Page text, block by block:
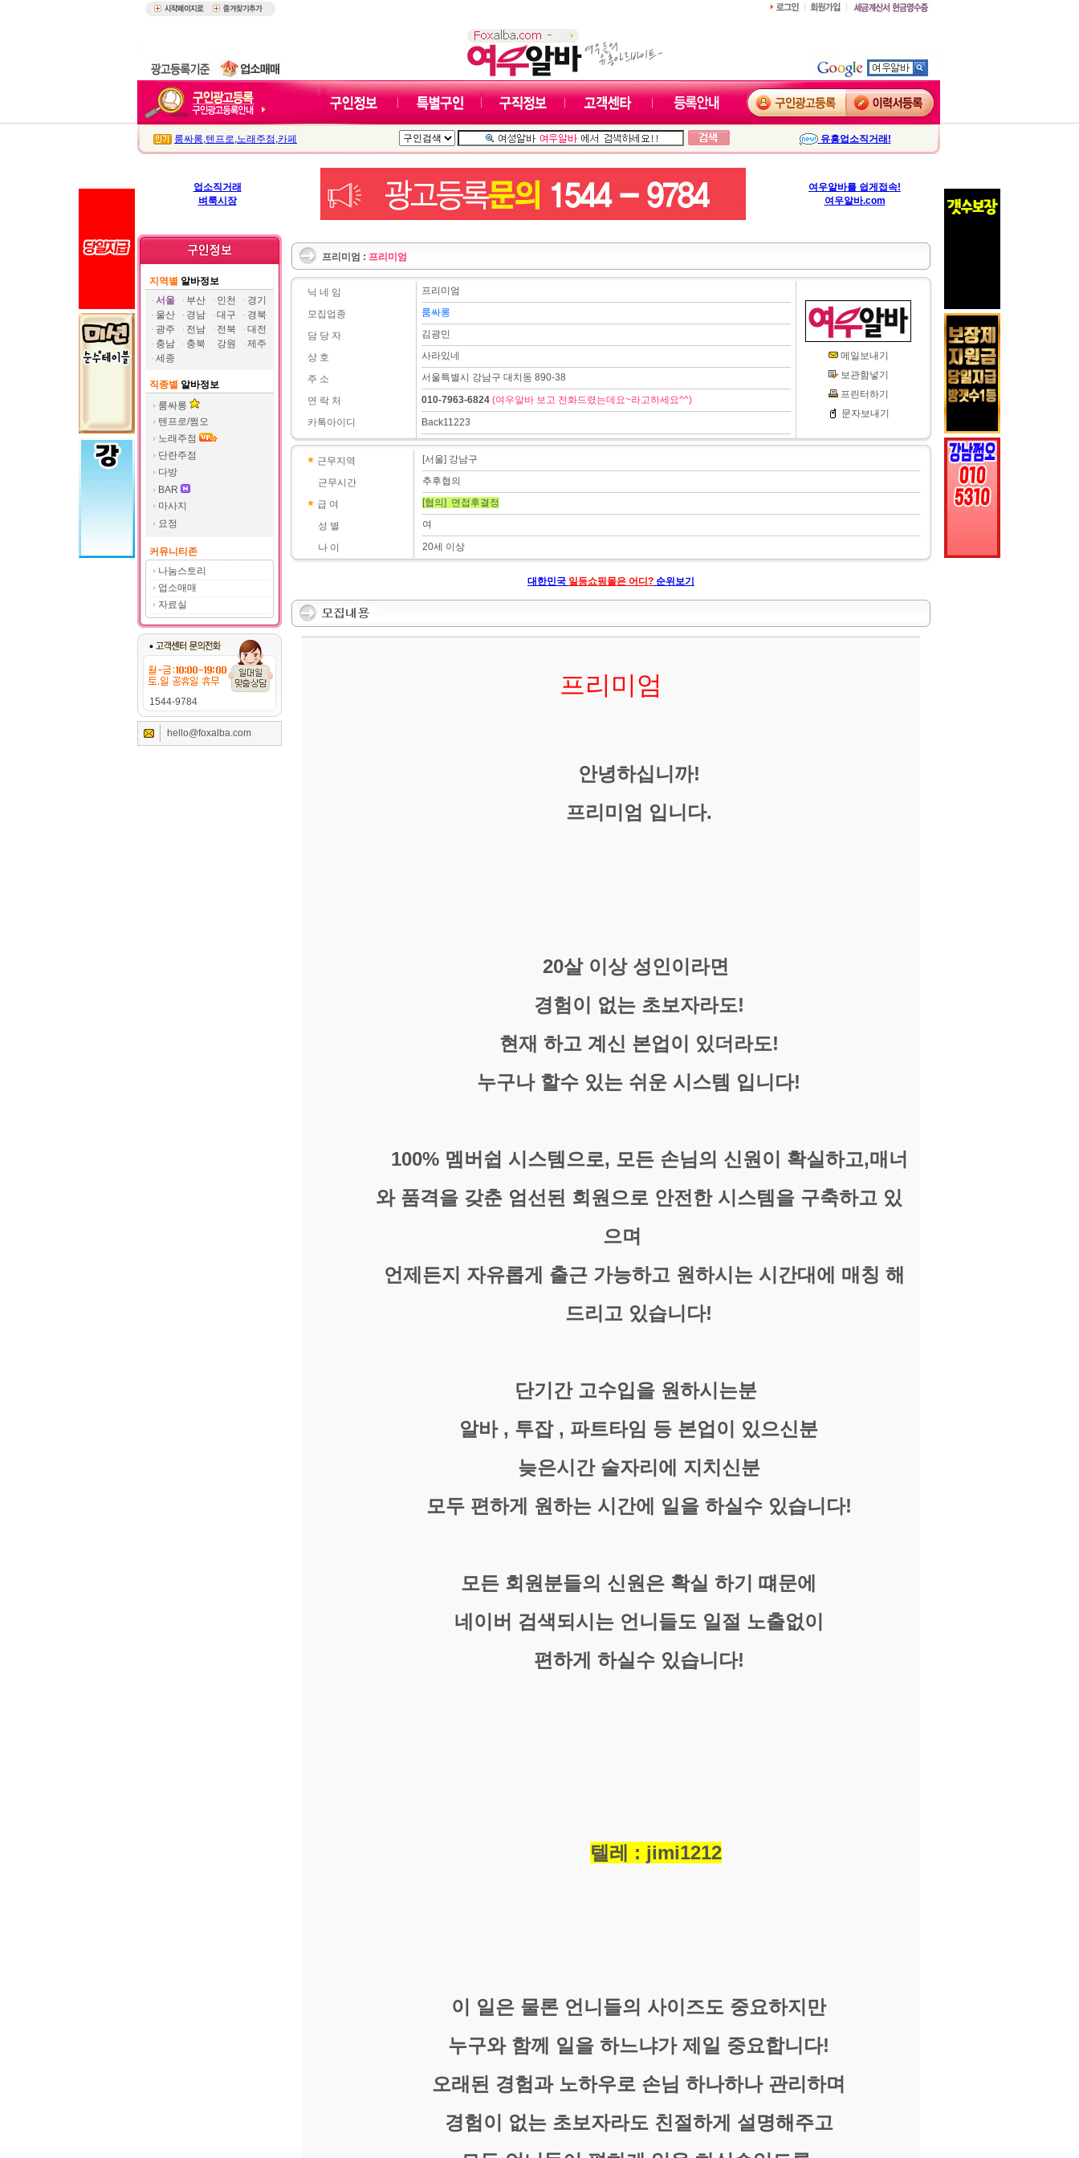
룸싸롱,텐프로,노래주점 ,카페 유흥업소직거래!
업소직거래
벼룩시장
여우알바를 쉽게접속!
여우알바.com
지역별 알바정보
서울
부산 인천
경기
울산
경남 대구
경북
광주
전남 전북
대전
충남
충북 강원
제주
세종
직종별 알바정보
룸싸롱
텐프로/쩜오
노래주점
단란주점
다방
BAR
마사지
요정
커뮤니티존
나눔스토리
업소매매
자료실
1544-9784
hello@foxalba.com
프리미엄 : 프리미엄
닉 네 임
모집업종
담 당 자
상 호
주 소
연 락 처
카톡아이디
프리미엄
룸싸롱
김광민
사라있네
서울특별시 강남구 대치동 890-38
010-7963-6824 (여우알바 보고 전화드렸는데요~라고하세요^^)
Back11223
메일보내기
보관함넣기
프린터하기
문자보내기
근무지역
근무시간
급 여
성 별
나 이
[서울] 강남구
추후협의
[협의] 면접후결정
여
20세 이상
대한민국 일등쇼핑몰은 어디? 순위보기
프리미엄
안녕하십니까!
프리미엄 입니다.
20살 이상 성인이라면
경험이 없는 초보자라도!
현재 하고 계신 본업이 있더라도!
누구나 할수 있는 쉬운 시스템 입니다!
100% 멤버쉽 시스템으로, 모든 손님의 신원이 확실하고,매너
와 품격을 갖춘 엄선된 회원으로 안전한 시스템을 구축하고 있
으며
언제든지 자유롭게 출근 가능하고 원하시는 시간대에 매칭 해
드리고 있습니다!
단기간 고수입을 원하시는분
알바 , 투잡 , 파트타임 등 본업이 있으신분
늦은시간 술자리에 지치신분
모두 편하게 원하는 시간에 일을 하실수 있습니다!
모든 회원분들의 신원은 확실 하기 떄문에
네이버 검색되시는 언니들도 일절 노출없이
편하게 하실수 있습니다!
텔레 : jimi1212
이 일은 물론 언니들의 사이즈도 중요하지만
누구와 함께 일을 하느냐가 제일 중요합니다!
오래된 경험과 노하우로 손님 하나하나 관리하며
경험이 없는 초보자라도 친절하게 설명해주고